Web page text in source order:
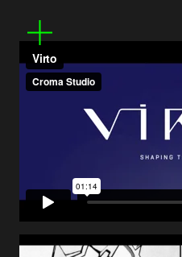
Mes
informació